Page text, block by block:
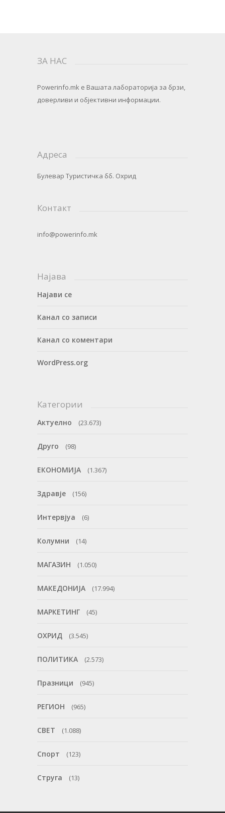
ЗА НАС
Powerinfo.mk e Вашата лабораторија за брзи,
доверливи и објективни информации.
Адреса
Булевар Туристичка бб. Охрид
Контакт
info@powerinfo.mk
Најава
Најави се
Канал со записи
Канал со коментари
WordPress.org
Категории
Актуелно (23.673)
Друго (98)
ЕКОНОМИЈА (1.367)
Здравје (156)
Интервјуа (6)
Колумни (14)
МАГАЗИН (1.050)
МАКЕДОНИЈА (17.994)
МАРКЕТИНГ (45)
ОХРИД (3.545)
ПОЛИТИКА (2.573)
Празници (945)
РЕГИОН (965)
СВЕТ (1.088)
Спорт (123)
Струга (13)